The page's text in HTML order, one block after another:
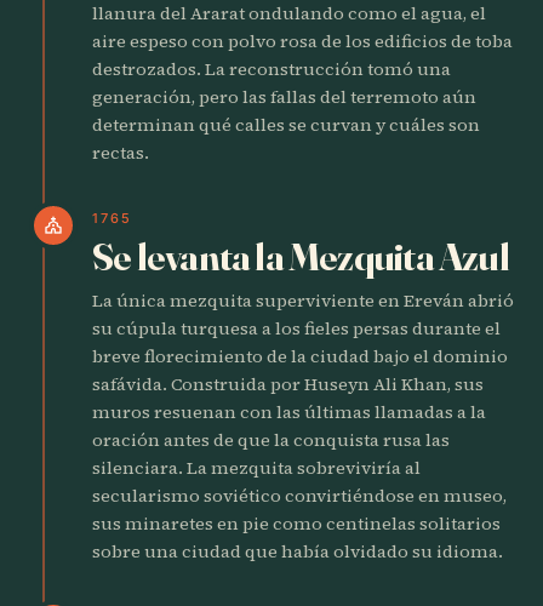
llanura del Ararat ondulando como el agua, el
aire espeso con polvo rosa de los edificios de toba
destrozados. La reconstrucción tomó una
generación, pero las fallas del terremoto aún
determinan qué calles se curvan y cuáles son
rectas.
church 1765
Se levanta la Mezquita Azul
La única mezquita superviviente en Ereván abrió
su cúpula turquesa a los fieles persas durante el
breve florecimiento de la ciudad bajo el dominio
safávida. Construida por Huseyn Ali Khan, sus
muros resuenan con las últimas llamadas a la
oración antes de que la conquista rusa las
silenciara. La mezquita sobreviviría al
secularismo soviético convirtiéndose en museo,
sus minaretes en pie como centinelas solitarios
sobre una ciudad que había olvidado su idioma.